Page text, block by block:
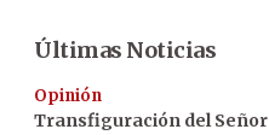
Últimas Noticias
Opinión
Transfiguración del Señor